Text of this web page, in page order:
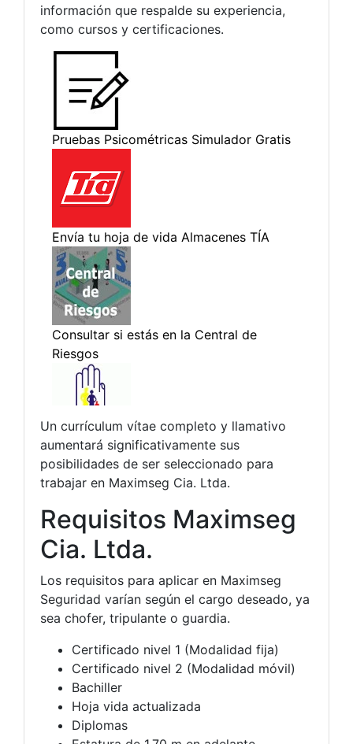
información que respalde su experiencia,
como cursos y certificaciones.
Un currículum vítae completo y llamativo
aumentará significativamente sus
posibilidades de ser seleccionado para
trabajar en Maximseg Cia. Ltda.
Requisitos Maximseg
Cia. Ltda.
Los requisitos para aplicar en Maximseg
Seguridad varían según el cargo deseado, ya
sea chofer, tripulante o guardia.
Certificado nivel 1 (Modalidad fija)
Certificado nivel 2 (Modalidad móvil)
Bachiller
Hoja vida actualizada
Diplomas